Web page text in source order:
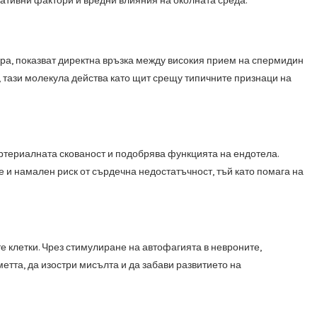
показват директна връзка между високия прием на спермидин
молекула действа като щит срещу типичните признаци на
скованост и подобрява функцията на ендотела.
намален риск от сърдечна недостатъчност, тъй като помага на
клетки. Чрез стимулиране на автофагията в невроните,
да изостри мисълта и да забави развитието на